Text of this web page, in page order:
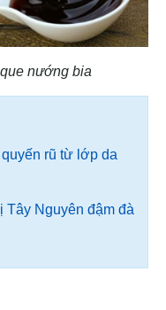
nướng bia
rũ từ lớp da
Nguyên đậm đà